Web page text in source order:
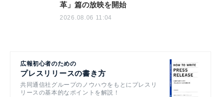
革」篇の放映を開始
2026.08.06 11:04
広報初心者のための
プレスリリースの書き方
共同通信社グループのノウハウをもとにプレスリ
リースの基本的なポイントを解説！